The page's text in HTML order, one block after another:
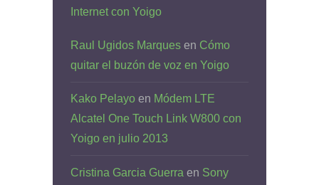
Internet con Yoigo
Raul Ugidos Marques en Cómo
quitar el buzón de voz en Yoigo
Kako Pelayo en Módem LTE
Alcatel One Touch Link W800 con
Yoigo en julio 2013
Cristina Garcia Guerra en Sony